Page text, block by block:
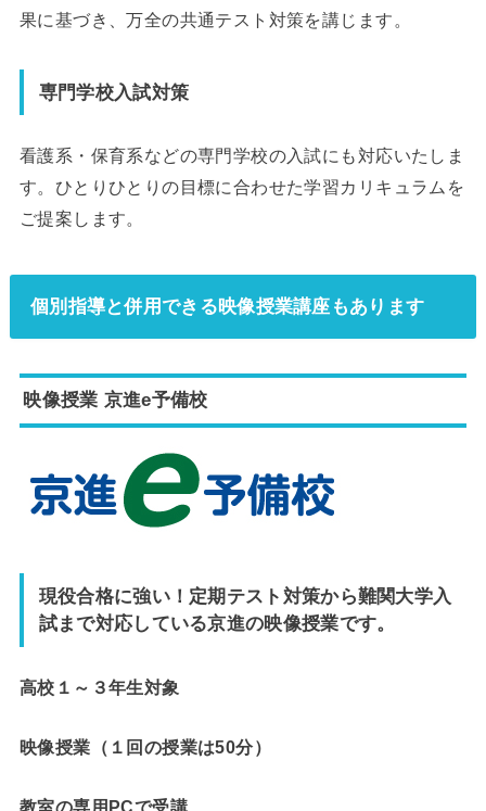
果に基づき、万全の共通テスト対策を講じます。
専門学校入試対策
看護系・保育系などの専門学校の入試にも対応いたしま
す。ひとりひとりの目標に合わせた学習カリキュラムを
ご提案します。
個別指導と併用できる映像授業講座もあります
映像授業 京進e予備校
現役合格に強い！定期テスト対策から難関大学入
試まで対応している京進の映像授業です。
高校１～３年生対象
映像授業（１回の授業は50分）
教室の専用PCで受講